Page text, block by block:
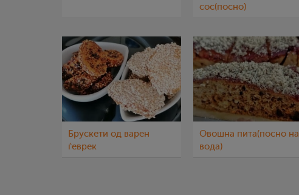
сос(посно)
Брускети од варен
ѓеврек
Овошна пита(посно на
вода)